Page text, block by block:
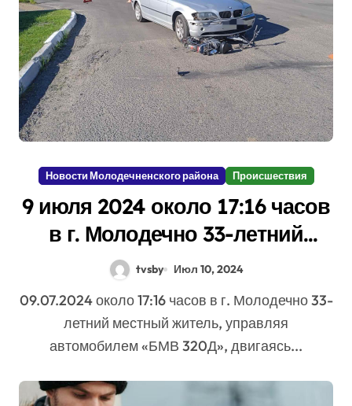
Новости Молодечненского района Происшествия
9 июля 2024 около 17:16 часов
в г. Молодечно 33-летний
местный житель, управляя
автомобилем «БМВ 320Д»,
совершил наезд на
велосипедиста, 35-летнего
tvsby Июл 10, 2024
09.07.2024 около 17:16 часов в г. Молодечно 33-
летний местный житель, управляя
автомобилем «БМВ 320Д», двигаясь...